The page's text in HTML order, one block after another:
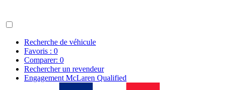
Recherche de véhicule
Favoris : 0
Comparer: 0
Rechercher un revendeur
Engagement McLaren Qualified